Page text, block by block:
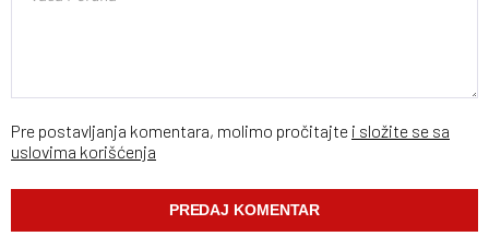
Pre postavljanja komentara, molimo pročitajte i složite se sa
uslovima korišćenja